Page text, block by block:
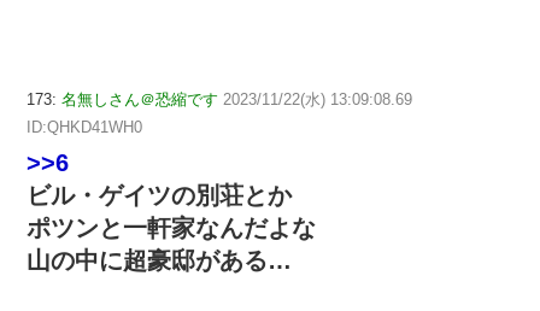
173: 名無しさん＠恐縮です 2023/11/22(水) 13:09:08.69
ID:QHKD41WH0
>>6
ビル・ゲイツの別荘とか
ポツンと一軒家なんだよな
山の中に超豪邸がある…